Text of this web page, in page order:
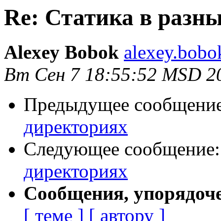
Re: Статика в
Alexey Bobok
Вт Сен 7 18:55:52 MSD
Предыдущее
директориях
Следующее
директориях
Сообщения,
[ теме ] [ автору ]